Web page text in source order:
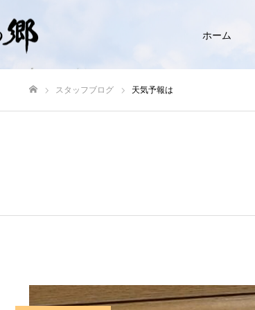
ホーム
スタッフブログ 天気予報は